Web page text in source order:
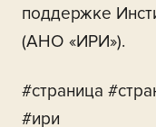
поддержке
(АНО «ИРИ»).
#страница
#ири